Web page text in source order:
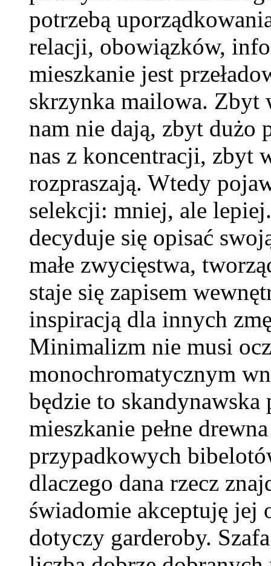
potrzebą
relacji, obowiązków,
mieszkanie jest
skrzynka mailowa. Zbyt
nam nie dają, zbyt dużo
nas z koncentracji, zbyt
rozpraszają. Wtedy
selekcji: mniej, ale
decyduje się opisać
małe zwycięstwa,
staje się zapisem
inspiracją dla innych
Minimalizm nie musi
monochromatycznym
będzie to
mieszkanie pełne
przypadkowych
dlaczego dana rzecz
świadomie akceptuję jej
dotyczy garderoby.